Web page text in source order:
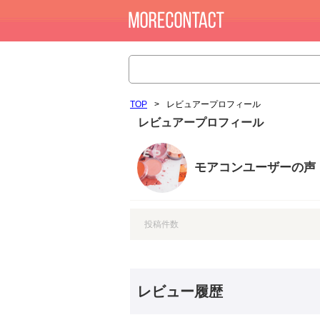
TOP > レビュアープロフィール
レビュアープロフィール
モアコンユーザーの声
投稿件数
レビュー履歴